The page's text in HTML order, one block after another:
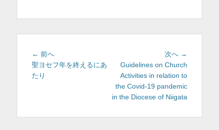
投
稿
ナ
← 前へ
の
聖ヨセフ年を終えるにあ
たり
次へ →
投
稿:
Guidelines on Church
Activities in relation to
the Covid-19 pandemic
in the Diocese of Niigata